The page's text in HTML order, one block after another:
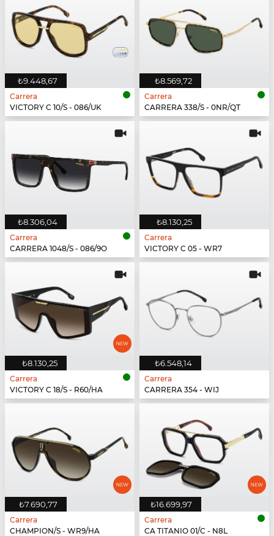
₺9.448,67
Carrera
VICTORY C 10/S - 086/UK
₺8.569,72
Carrera
CARRERA 338/S - 0NR/QT
₺8.306,04
Carrera
CARRERA 1048/S - 086/9O
₺8.130,25
Carrera
VICTORY C 05 - WR7
₺8.130,25
Carrera
VICTORY C 18/S - R60/HA
₺6.548,14
Carrera
CARRERA 354 - WIJ
₺7.690,77
Carrera
CHAMPION/S - WR9/HA
₺16.699,97
Carrera
CA TITANIO 01/C - N8L